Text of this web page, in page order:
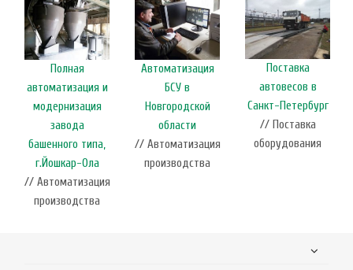
Полная
автоматизация и
модернизация
завода
башенного типа,
г.Йошкар-Ола
// Автоматизация
производства
Автоматизация
БСУ в
Новгородской
области
// Автоматизация
производства
Поставка
автовесов в
Санкт-Петербург
// Поставка
оборудования